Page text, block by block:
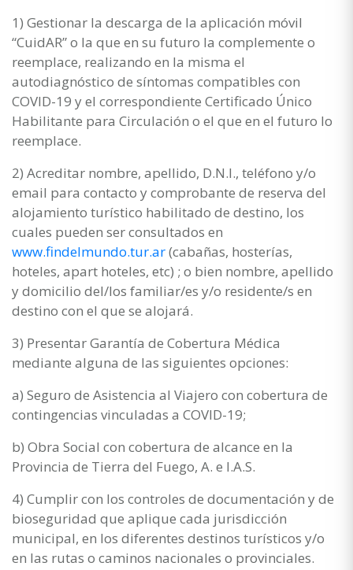
1) Gestionar la descarga de la aplicación móvil
“CuidAR” o la que en su futuro la complemente o
reemplace, realizando en la misma el
autodiagnóstico de síntomas compatibles con
COVID-19 y el correspondiente Certificado Único
Habilitante para Circulación o el que en el futuro lo
reemplace.
2) Acreditar nombre, apellido, D.N.I., teléfono y/o
email para contacto y comprobante de reserva del
alojamiento turístico habilitado de destino, los
cuales pueden ser consultados en
www.findelmundo.tur.ar(cabañas, hosterías,
hoteles, apart hoteles, etc) ; o bien nombre, apellido
y domicilio del/los familiar/es y/o residente/s en
destino con el que se alojará.
3) Presentar Garantía de Cobertura Médica
mediante alguna de las siguientes opciones:
a) Seguro de Asistencia al Viajero con cobertura de
contingencias vinculadas a COVID-19;
b) Obra Social con cobertura de alcance en la
Provincia de Tierra del Fuego, A. e I.A.S.
4) Cumplir con los controles de documentación y de
bioseguridad que aplique cada jurisdicción
municipal, en los diferentes destinos turísticos y/o
en las rutas o caminos nacionales o provinciales.